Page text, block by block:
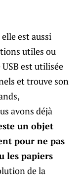
est aussi
utiles ou
est utilisée
et trouve son
avons déjà
un objet
pour ne pas
les papiers
de la